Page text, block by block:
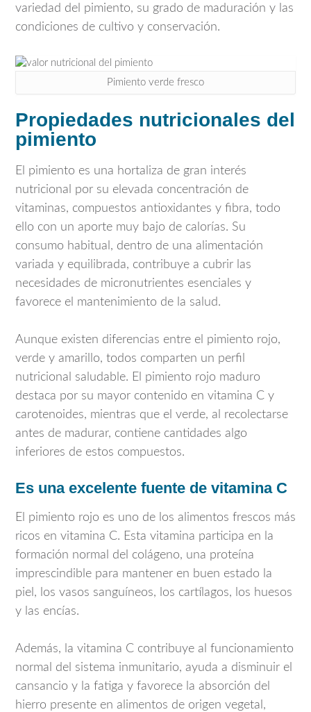
variedad del pimiento, su grado de maduración y las
condiciones de cultivo y conservación.
Pimiento verde fresco
Propiedades nutricionales del
pimiento
El pimiento es una hortaliza de gran interés
nutricional por su elevada concentración de
vitaminas, compuestos antioxidantes y fibra, todo
ello con un aporte muy bajo de calorías. Su
consumo habitual, dentro de una alimentación
variada y equilibrada, contribuye a cubrir las
necesidades de micronutrientes esenciales y
favorece el mantenimiento de la salud.
Aunque existen diferencias entre el pimiento rojo,
verde y amarillo, todos comparten un perfil
nutricional saludable. El pimiento rojo maduro
destaca por su mayor contenido en vitamina C y
carotenoides, mientras que el verde, al recolectarse
antes de madurar, contiene cantidades algo
inferiores de estos compuestos.
Es una excelente fuente de vitamina C
El pimiento rojo es uno de los alimentos frescos más
ricos en vitamina C. Esta vitamina participa en la
formación normal del colágeno, una proteína
imprescindible para mantener en buen estado la
piel, los vasos sanguíneos, los cartílagos, los huesos
y las encías.
Además, la vitamina C contribuye al funcionamiento
normal del sistema inmunitario, ayuda a disminuir el
cansancio y la fatiga y favorece la absorción del
hierro presente en alimentos de origen vegetal,